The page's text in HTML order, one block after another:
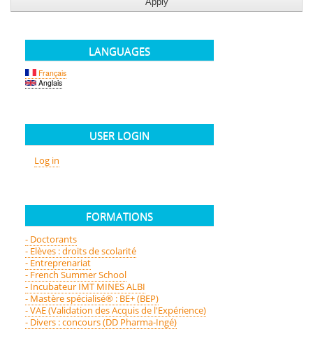
LANGUAGES
Français
Anglais
USER LOGIN
Log in
FORMATIONS
- Doctorants
- Elèves : droits de scolarité
- Entreprenariat
- French Summer School
- Incubateur IMT MINES ALBI
- Mastère spécialisé® : BE+ (BEP)
- VAE (Validation des Acquis de l'Expérience)
- Divers : concours (DD Pharma-Ingé)